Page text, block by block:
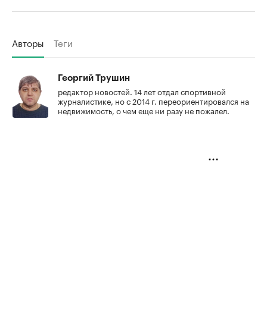
Авторы Теги
Георгий Трушин
редактор новостей. 14 лет отдал спортивной
журналистике, но с 2014 г. переориентировался на
недвижимость, о чем еще ни разу не пожалел.